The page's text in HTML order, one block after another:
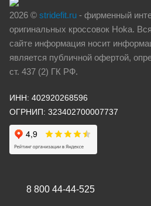
2026 © stridefit.ru - фирменный
оригинальных кроссовок Hoka.
сайте информация носит
является публичной офертой,
ст. 437 (2) ГК РФ.
ИНН: 402920268596
ОГРНИП: 323402700007737
8 800 44-44-525